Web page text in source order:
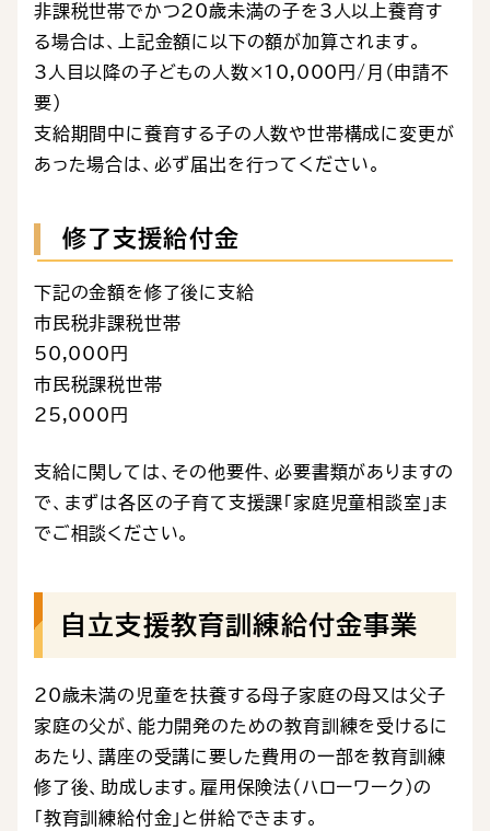
非課税世帯でかつ20歳未満の子を3人以上養育す
る場合は、上記金額に以下の額が加算されます。
3人目以降の子どもの人数×10,000円/月（申請不
要）
支給期間中に養育する子の人数や世帯構成に変更が
あった場合は、必ず届出を行ってください。
修了支援給付金
下記の金額を修了後に支給
市民税非課税世帯
50,000円
市民税課税世帯
25,000円
支給に関しては、その他要件、必要書類がありますの
で、まずは各区の子育て支援課「家庭児童相談室」ま
でご相談ください。
自立支援教育訓練給付金事業
20歳未満の児童を扶養する母子家庭の母又は父子
家庭の父が、能力開発のための教育訓練を受けるに
あたり、講座の受講に要した費用の一部を教育訓練
修了後、助成します。雇用保険法（ハローワーク）の
「教育訓練給付金」と併給できます。